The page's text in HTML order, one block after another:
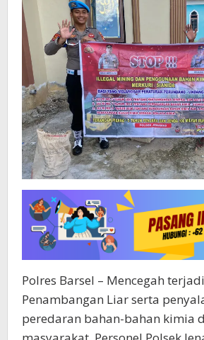
Polres Barsel – Mencegah
Penambangan Liar serta
peredaran bahan-bahan kimia